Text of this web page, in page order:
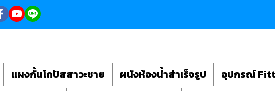
แผงกั้นโถปัสสาวะชาย ผนังห้องน้ำสำเร็จรูป อุปกรณ์